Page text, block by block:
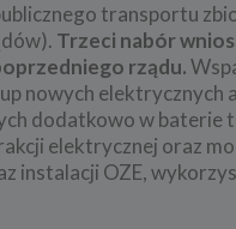
transportu
Trzeci nabór
rządu.
nowych elektrycznych
dodatkowo w baterie
elektrycznej oraz
instalacji OZE,